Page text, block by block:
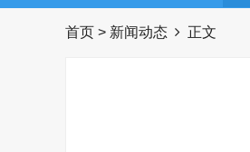
首页 > 新闻动态 正文